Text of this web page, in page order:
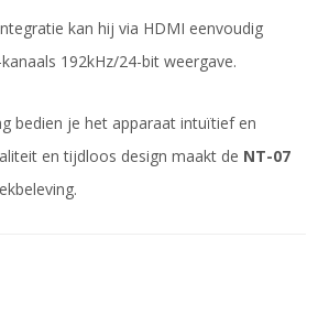
kan hij via HDMI eenvoudig
192kHz/24-bit weergave.
bedien je het apparaat intuïtief en
en tijdloos design maakt de NT-07